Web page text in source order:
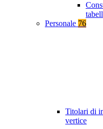
Personale 76
Titolari di
vertice